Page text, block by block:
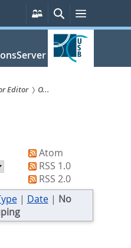
Persönliche
Services
SucheMenü
Editor
O...
Atom
RSS 1.0
RSS 2.0
| Date| No